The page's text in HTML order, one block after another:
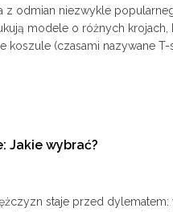
z odmian niezwykle
modele o różnych krojach,
koszule (czasami nazywane T-
Jakie wybrać?
staje przed dylematem: